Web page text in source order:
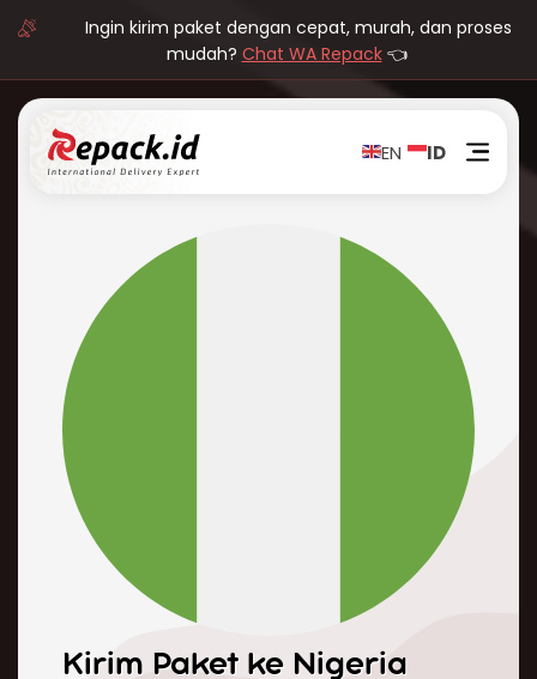
Ingin kirim paket dengan cepat, murah, dan proses
mudah? Chat WA Repack👈
EN ID
Kirim Paket ke Nigeria